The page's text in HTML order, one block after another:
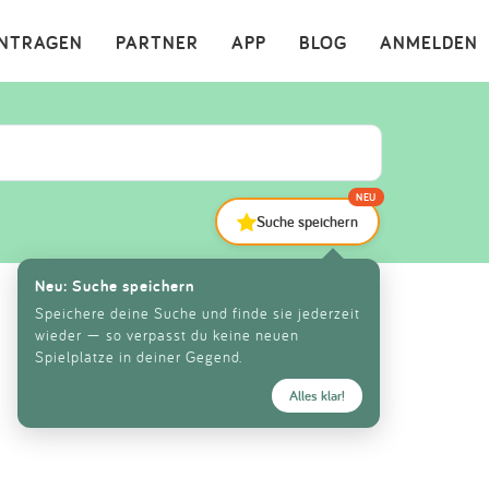
ANMELDEN
BLOG
APP
PARTNER ×
Suche speichern
NEU
Neu: Suche speichern
Speichere deine Suche und finde sie jederzeit
wieder — so verpasst du keine neuen
Spielplätze in deiner Gegend.
Alles klar!